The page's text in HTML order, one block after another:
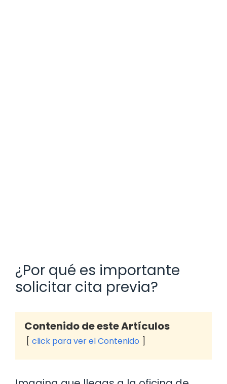
¿Por qué es importante
solicitar cita previa?
Contenido de este Artículos
click para ver el Contenido